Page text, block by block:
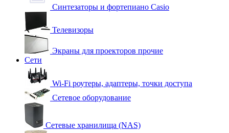
Синтезаторы и фортепиано Casio
Телевизоры
Экраны для проекторов прочие
Сети
Wi-Fi роутеры, адаптеры, точки доступа
Сетевое оборудование
Сетевые хранилища (NAS)